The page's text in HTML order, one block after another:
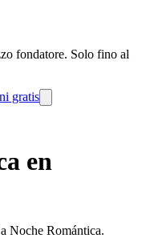
fondatore. Solo fino al
gratis
en
Noche Romántica.